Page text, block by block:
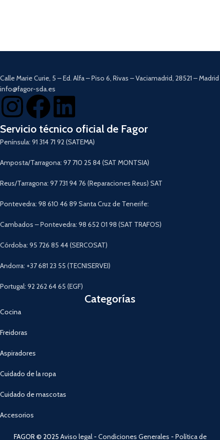
forma continua el estado de los
alimentos que estés friendo.
Descargar Manual
Calle Marie Curie, 5 – Ed. Alfa – Piso 6, Rivas – Vaciamadrid, 28521 – Madrid
info@fagor-sda.es
Servicio técnico oficial de Fagor
Península: 91 314 71 92 (SATEMA)
Amposta/Tarragona: 97 710 25 84 (SAT MONTSIA)
Reus/Tarragona: 97 731 94 76 (Reparaciones Reus) SAT
Pontevedra: 98 610 46 89 Santa Cruz de Tenerife:
Cambados – Pontevedra: 98 652 01 98 (SAT TRAFOS)
Córdoba: 95 726 85 44 (SERCOSAT)
Andorra: +37 681 23 55 (TECNISERVEI)
Portugal: 92 262 64 65 (EGF)
Categorías
Cocina
Freidoras
Aspiradores
Cuidado de la ropa
Cuidado de mascotas
Accesorios
FAGOR © 2025 Aviso legal- Condiciones Generales - Política de